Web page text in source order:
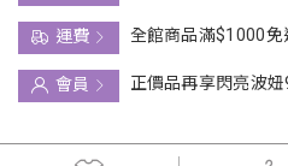
運費
全館商品滿$1000免
會員
正價品再享閃亮波